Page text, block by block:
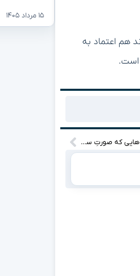
۱۵ مرداد ۱۴۰۵
هم اعتماد به
است.
پشت پرده‌ی رازهای “کله گِلی” برملا شد! ناگفته‌هایی که صورتِ سینما را دگرگون می‌کند